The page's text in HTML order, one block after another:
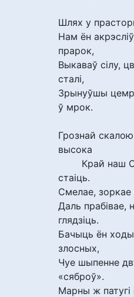
Шлях у
Нам ён
прарок,
Выкаваў сілу,
сталі,
Зрынуўшы
ў мрок.
Грознай
высока
Край наш
стаіць.
Смелае, зоркае
Даль прабівае,
глядзіць.
Бачыць ён
злосных,
Чуе шыпенне
«сяброў».
Марны ж патугі